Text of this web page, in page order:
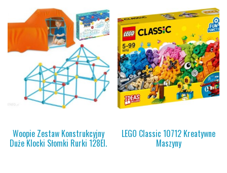
Woopie Zestaw Konstrukcyjny
Duże Klocki Słomki Rurki 128El.
LEGO Classic 10712 Kreatywne
Maszyny